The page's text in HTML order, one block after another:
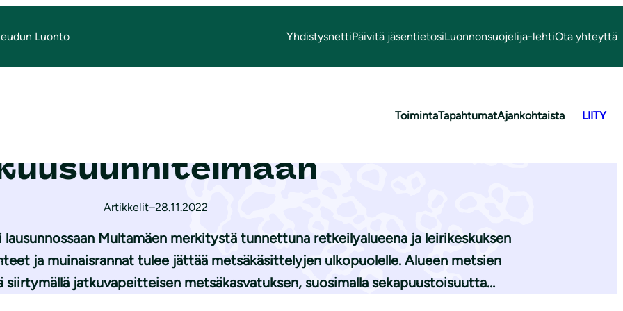
Luonto YhdistysnettiPäivitä jäsentietosiLuonnonsuojelija-lehtiOta yhteyttä
ToimintaTapahtumatAjankohtaista LIITY
hak­kuusuun­ni­tel­maan
ulkoilualueen hak­
Artikkelit–28.11.2022
Multamäen merkitystä tunnettuna retkeilyalueena ja leirikeskuksen
ja muinaisrannat tulee jättää metsäkäsittelyjen ulkopuolelle. Alueen metsien
jatkuvapeitteisen metsäkasvatuksen, suosimalla sekapuustoisuutta…